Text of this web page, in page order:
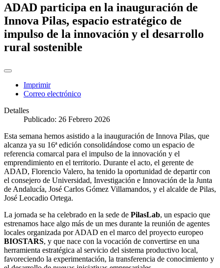
ADAD participa en la inauguración de
Innova Pilas, espacio estratégico de
impulso de la innovación y el desarrollo
rural sostenible
Imprimir
Correo electrónico
Detalles
Publicado: 26 Febrero 2026
Esta semana hemos asistido a la inauguración de Innova Pilas, que
alcanza ya su 16ª edición consolidándose como un espacio de
referencia comarcal para el impulso de la innovación y el
emprendimiento en el territorio. Durante el acto, el gerente de
ADAD, Florencio Valero, ha tenido la oportunidad de departir con
el consejero de Universidad, Investigación e Innovación de la Junta
de Andalucía, José Carlos Gómez Villamandos, y el alcalde de Pilas,
José Leocadio Ortega.
La jornada se ha celebrado en la sede de PilasLab, un espacio que
estrenamos hace algo más de un mes durante la reunión de agentes
locales organizada por ADAD en el marco del proyecto europeo
BIOSTARS, y que nace con la vocación de convertirse en una
herramienta estratégica al servicio del sistema productivo local,
favoreciendo la experimentación, la transferencia de conocimiento y